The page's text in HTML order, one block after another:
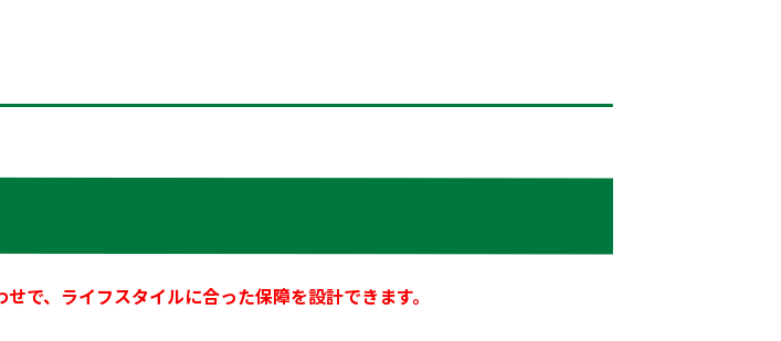
で、ライフスタイルに合った保障を設計できます。